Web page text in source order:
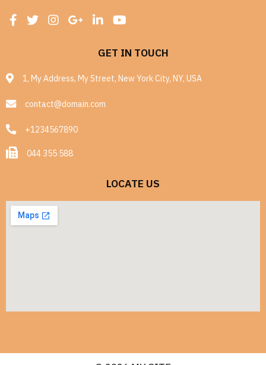
GET IN TOUCH
1, My Address, My Street, New York City, NY, USA
contact@domain.com
+1234567890
044 355 588
LOCATE US